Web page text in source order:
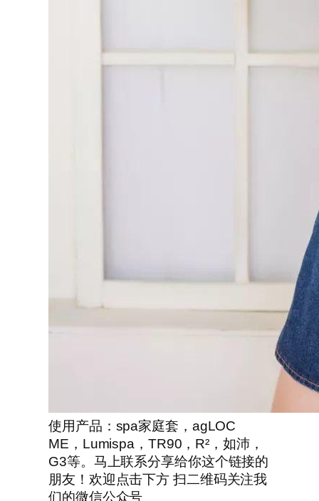
使用产品：spa家庭套，agLOC
ME，Lumispa，TR90，R²，如沛，
G3等。马上联系分享给你这个链接的
朋友！欢迎点击下方 扫二维码关注我
们的微信公众号